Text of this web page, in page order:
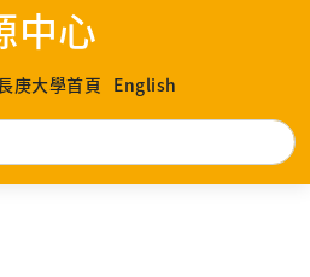
中心
庚大學首頁 English
搜尋